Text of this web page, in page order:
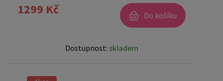
1299 Kč Do košíku
Dostupnost: skladem